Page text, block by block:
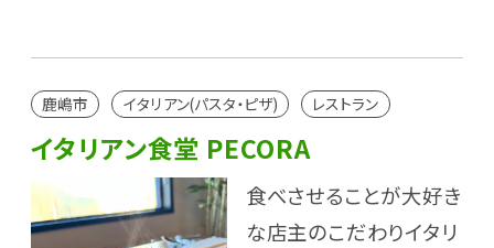
鹿嶋市 イタリアン(パスタ・ピザ) レストラン
イタリアン食堂 PECORA
食べさせることが大好き
な店主のこだわりイタリ